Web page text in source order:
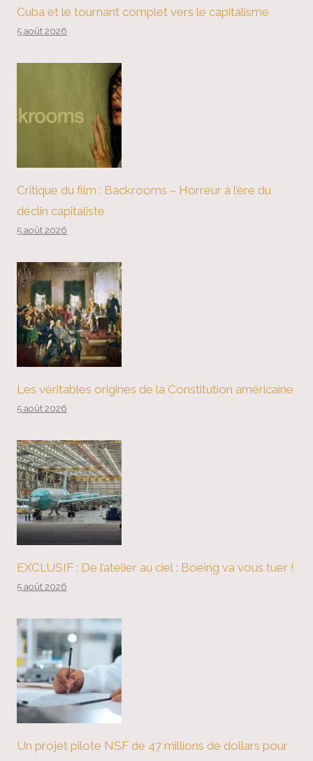
Cuba et le tournant complet vers le capitalisme
5 août 2026
Critique du film : Backrooms – Horreur à l’ère du
déclin capitaliste
5 août 2026
Les véritables origines de la Constitution américaine
5 août 2026
EXCLUSIF : De l’atelier au ciel : Boeing va vous tuer !
5 août 2026
Un projet pilote NSF de 47 millions de dollars pour